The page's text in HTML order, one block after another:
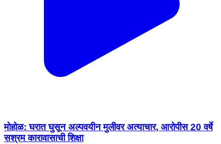
मोहोळ: घरात घुसून अल्पवयीन मुलीवर अत्याचार, आरोपीस 20 वर्षे
सश्रम कारावासाची शिक्षा